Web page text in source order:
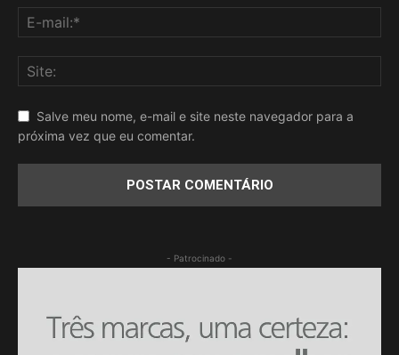
Salve meu nome, e-mail e site neste navegador para a
próxima vez que eu comentar.
- Patrocinado -